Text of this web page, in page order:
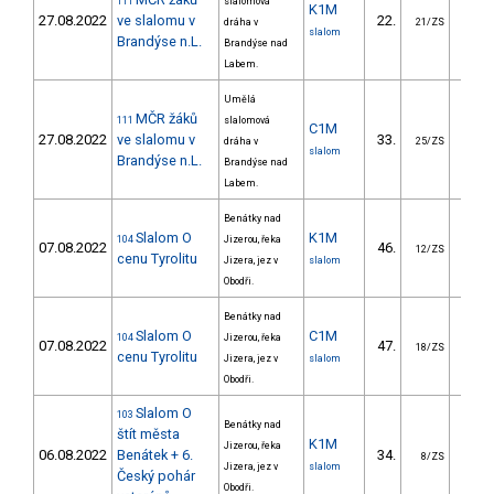
27.08.2022 ve slalomu v
Brandýse n.L.
dráha v
Brandýse nad
Labem.
K1M
slalom
22. 21/ZS
27.08.2022
111 MČR žáků
ve slalomu v
Brandýse n.L.
Umělá
slalomová
dráha v
Brandýse nad
Labem.
C1M
slalom
33. 25/ZS
07.08.2022 104 Slalom O
cenu Tyrolitu
Benátky nad
Jizerou, řeka
Jizera, jez v
Obodři.
K1M
slalom
46. 12/ZS
07.08.2022 104 Slalom O
cenu Tyrolitu
Benátky nad
Jizerou, řeka
Jizera, jez v
Obodři.
C1M
slalom
47. 18/ZS
06.08.2022
103 Slalom O
štít města
Benátek + 6.
Český pohár
Benátky nad
Jizerou, řeka
Jizera, jez v
Obodři.
K1M
slalom
34. 8/ZS